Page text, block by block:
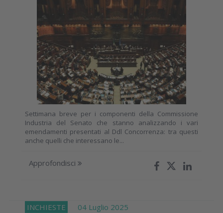
Settimana breve per i componenti della Commissione
Industria del Senato che stanno analizzando i vari
emendamenti presentati al Ddl Concorrenza: tra questi
anche quelli che interessano le...
Approfondisci
INCHIESTE 04 Luglio 2025